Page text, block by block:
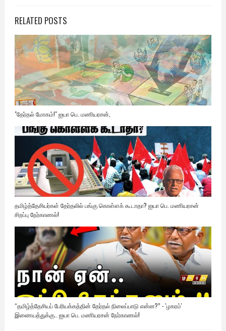
RELATED POSTS
"தேர்தல் மோகம்!" ஐயா பெ. மணியரசன்,
தமிழ்த்தேசியர்கள் தேர்தலில் பங்கு கொள்ளக் கூடாதா? ஐயா பெ. மணியரசன்
சிறப்பு நேர்காணல்!
“தமிழ்த்தேசியப் பேரியக்கத்தின் தேர்தல் நிலைப்பாடு என்ன?” - 'ழகரம்'
இணையத்துக்கு.. ஐயா பெ. மணியரசன் நேர்காணல்!